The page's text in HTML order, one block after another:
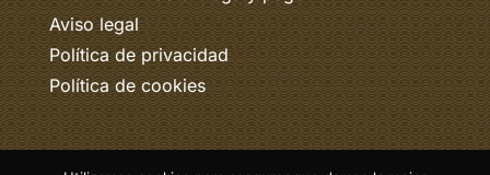
Aviso legal
Política de privacidad
Política de cookies